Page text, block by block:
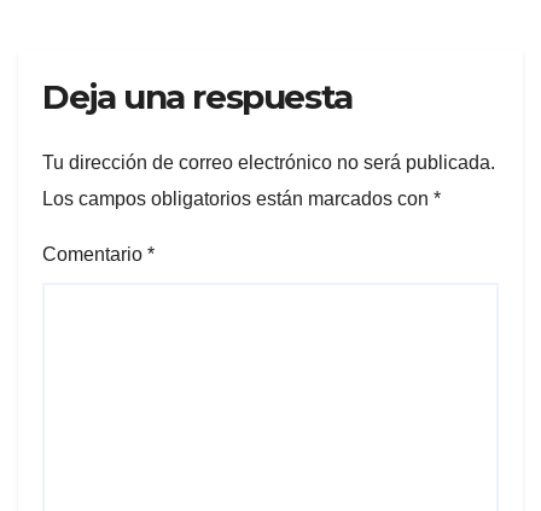
Deja una respuesta
Tu dirección de correo electrónico no será publicada.
Los campos obligatorios están marcados con *
Comentario *